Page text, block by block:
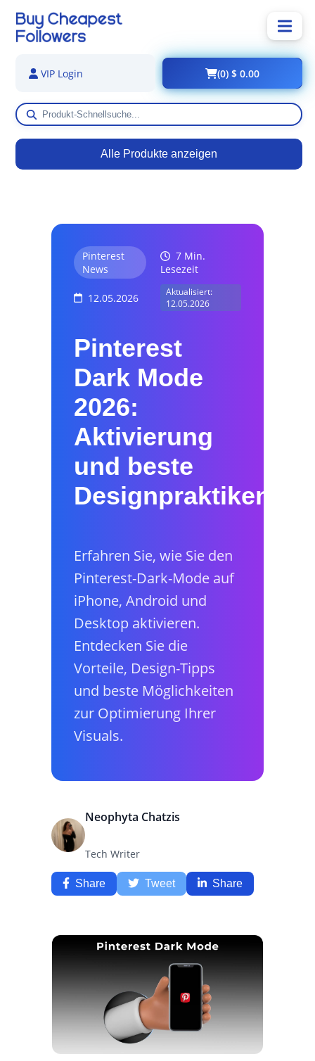
Alle Produkte anzeigen
VIP Login (0) $ 0.00
Pinterest
News
7 Min.
Lesezeit
12.05.2026
Aktualisiert:
12.05.2026
Pinterest
Dark Mode
2026:
Aktivierung
und beste
Designpraktiken
Erfahren Sie, wie Sie den
Pinterest-Dark-Mode auf
iPhone, Android und
Desktop aktivieren.
Entdecken Sie die
Vorteile, Design-Tipps
und beste Möglichkeiten
zur Optimierung Ihrer
Visuals.
Neophyta Chatzis
Tech Writer
Share Tweet Share